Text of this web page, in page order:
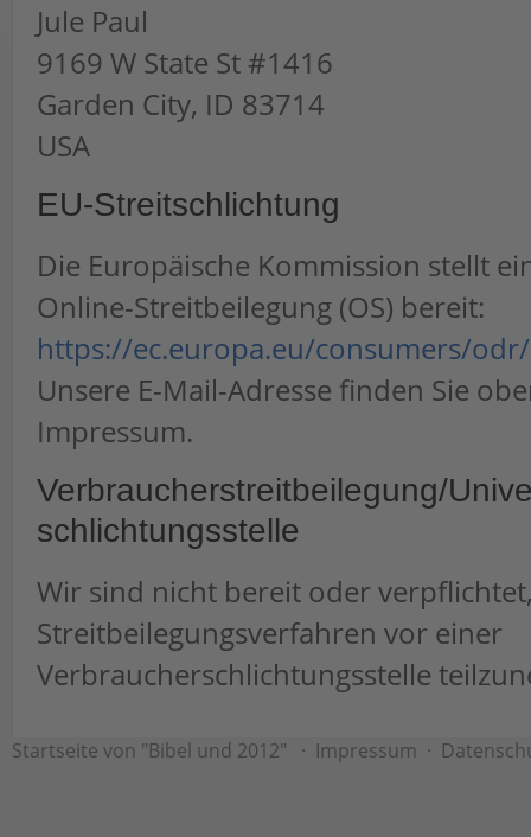
Jule Paul
9169 W State St #1416
Garden City, ID 83714
USA
EU-Streitschlichtung
Die Europäische Kommission stellt
Online-Streitbeilegung (OS) bereit:
https://ec.europa.eu/consumers/odr/
Unsere E-Mail-Adresse finden Sie
Impressum.
Verbraucher­streit­beilegung/
schlichtungs­stelle
Wir sind nicht bereit oder
Streitbeilegungsverfahren vor einer
Verbraucherschlichtungsstelle
Startseite von "Bibel und 2012" · Impressum ·